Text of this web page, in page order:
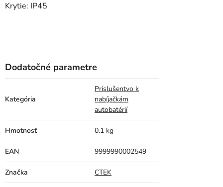
Krytie: IP45
Dodatočné parametre
Kategória
Príslušentvo k
nabíjačkám
autobatérií
Hmotnosť 0.1 kg
EAN 9999990002549
Značka CTEK